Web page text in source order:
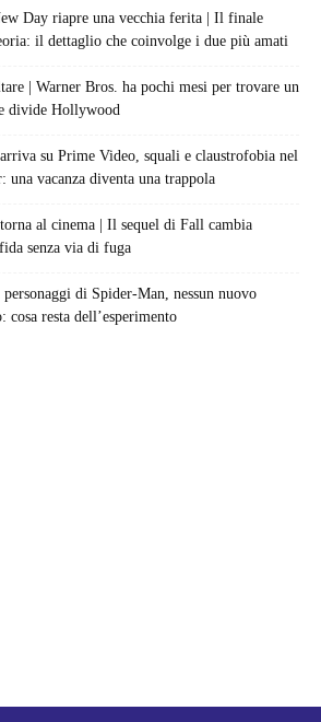
Day riapre una vecchia ferita | Il finale
il dettaglio che coinvolge i due più amati
| Warner Bros. ha pochi mesi per trovare un
divide Hollywood
su Prime Video, squali e claustrofobia nel
vacanza diventa una trappola
al cinema | Il sequel di Fall cambia
senza via di fuga
di Spider-Man, nessun nuovo
resta dell’esperimento